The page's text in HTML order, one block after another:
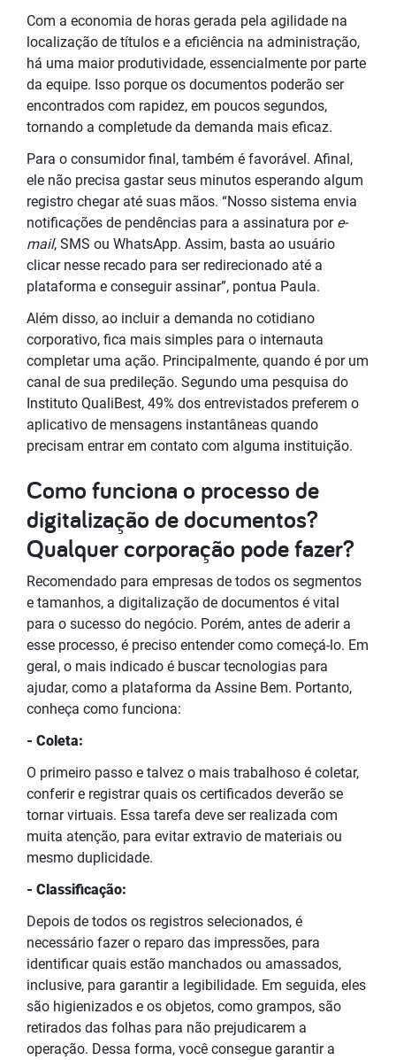
Com a economia de horas gerada pela agilidade na
localização de títulos e a eficiência na administração,
há uma maior produtividade, essencialmente por parte
da equipe. Isso porque os documentos poderão ser
encontrados com rapidez, em poucos segundos,
tornando a completude da demanda mais eficaz.
Para o consumidor final, também é favorável. Afinal,
ele não precisa gastar seus minutos esperando algum
registro chegar até suas mãos. “Nosso sistema envia
notificações de pendências para a assinatura por e-
mail, SMS ou WhatsApp. Assim, basta ao usuário
clicar nesse recado para ser redirecionado até a
plataforma e conseguir assinar”, pontua Paula.
Além disso, ao incluir a demanda no cotidiano
corporativo, fica mais simples para o internauta
completar uma ação. Principalmente, quando é por um
canal de sua predileção. Segundo uma pesquisa do
Instituto QualiBest, 49% dos entrevistados preferem o
aplicativo de mensagens instantâneas quando
precisam entrar em contato com alguma instituição.
Como funciona o processo de
digitalização de documentos?
Qualquer corporação pode fazer?
Recomendado para empresas de todos os segmentos
e tamanhos, a digitalização de documentos é vital
para o sucesso do negócio. Porém, antes de aderir a
esse processo, é preciso entender como começá-lo. Em
geral, o mais indicado é buscar tecnologias para
ajudar, como a plataforma da Assine Bem. Portanto,
conheça como funciona:
- Coleta:
O primeiro passo e talvez o mais trabalhoso é coletar,
conferir e registrar quais os certificados deverão se
tornar virtuais. Essa tarefa deve ser realizada com
muita atenção, para evitar extravio de materiais ou
mesmo duplicidade.
- Classificação:
Depois de todos os registros selecionados, é
necessário fazer o reparo das impressões, para
identificar quais estão manchados ou amassados,
inclusive, para garantir a legibilidade. Em seguida, eles
são higienizados e os objetos, como grampos, são
retirados das folhas para não prejudicarem a
operação. Dessa forma, você consegue garantir a